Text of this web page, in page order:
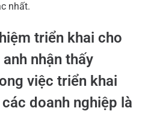
nhất.
triển khai cho
nhận thấy
việc triển khai
doanh nghiệp là